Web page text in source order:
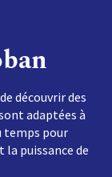
découvrir des
adaptées à
temps pour
puissance de